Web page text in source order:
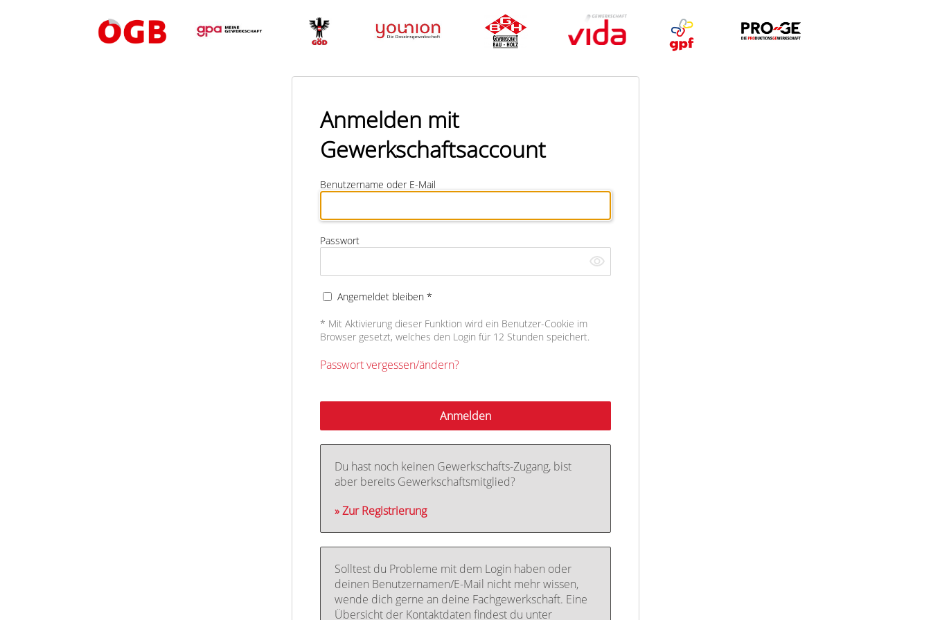
Anmelden mit
Gewerkschaftsaccount
Benutzername oder E-Mail
Passwort
Angemeldet bleiben *
* Mit Aktivierung dieser Funktion wird ein Benutzer-Cookie im
Browser gesetzt, welches den Login für 12 Stunden speichert.
Passwort vergessen/ändern?
Du hast noch keinen Gewerkschafts-Zugang, bist
aber bereits Gewerkschaftsmitglied?
» Zur Registrierung
Solltest du Probleme mit dem Login haben oder
deinen Benutzernamen/E-Mail nicht mehr wissen,
wende dich gerne an deine Fachgewerkschaft. Eine
Übersicht der Kontaktdaten findest du unter